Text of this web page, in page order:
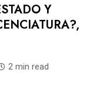
Y
2 min read